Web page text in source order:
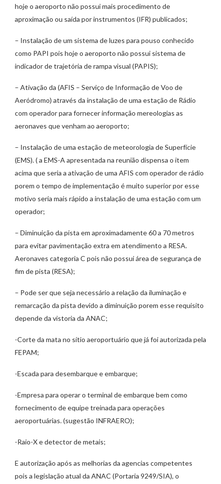
hoje o aeroporto não possui mais procedimento de
aproximação ou saída por instrumentos (IFR) publicados;
– ⁠Instalação de um sistema de luzes para pouso conhecido
como PAPI pois hoje o aeroporto não possui sistema de
indicador de trajetória de rampa visual (PAPIS);
– ⁠Ativação da (AFIS – Serviço de Informação de Voo de
Aeródromo) através da instalação de uma estação de Rádio
com operador para fornecer informação mereologias as
aeronaves que venham ao aeroporto;
– ⁠Instalação de uma estação de meteorologia de Superfície
(EMS). ( a EMS-A apresentada na reunião dispensa o item
acima que seria a ativação de uma AFIS com operador de rádio
porem o tempo de implementação é muito superior por esse
motivo seria mais rápido a instalação de uma estação com um
operador;
– ⁠Diminuição da pista em aproximadamente 60 a 70 metros
para evitar pavimentação extra em atendimento a RESA.
Aeronaves categoria C pois não possui área de segurança de
fim de pista (RESA);
– Pode ser que seja necessário a relação da iluminação e
remarcação da pista devido a diminuição porem esse requisito
depende da vistoria da ANAC;
-Corte da mata no sítio aeroportuário que já foi autorizada pela
FEPAM;
-Escada para desembarque e embarque;
-Empresa para operar o terminal de embarque bem como
fornecimento de equipe treinada para operações
aeroportuárias. (sugestão INFRAERO);
-Raio-X e detector de metais;
E autorização após as melhorias da agencias competentes
pois a legislação atual da ANAC (Portaria 9249/SIA), o